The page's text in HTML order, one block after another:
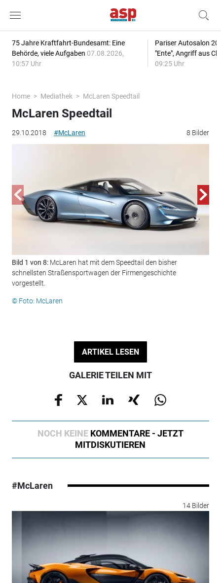
75 Jahre Kraftfahrt-Bundesamt: Eine
Behörde, viele Aufgaben 07.08.2026,
10:57 Uhr
Pariser Autosalon
"Ente", Angriff aus
09:25 Uhr
Home Mediathek McLaren Speedtail
29.10.2018 #McLaren 8 Bilder
McLaren Speedtail
Bild 1 von 8: McLaren hat mit dem Speedtail den bisher
schnellsten Straßensportwagen der Firmengeschichte
vorgestellt.
© Foto: McLaren
ARTIKEL LESEN
GALERIE TEILEN MIT
NOCH KEINE KOMMENTARE - JETZT
MITDISKUTIEREN
#McLaren
14 Bilder